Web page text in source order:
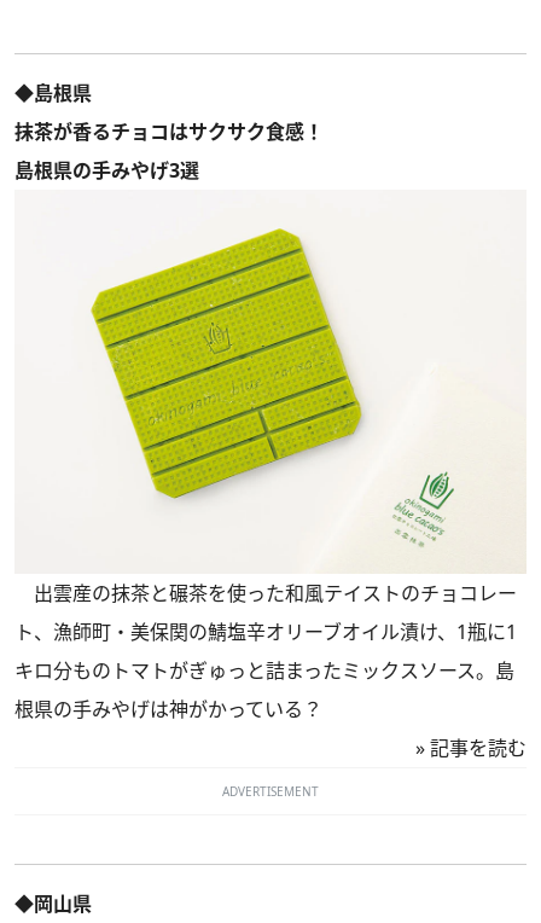
◆島根県
抹茶が香るチョコはサクサク食感！
島根県の手みやげ3選
出雲産の抹茶と碾茶を使った和風テイストのチョコレー
ト、漁師町・美保関の鯖塩辛オリーブオイル漬け、1瓶に1
キロ分ものトマトがぎゅっと詰まったミックスソース。島
根県の手みやげは神がかっている？
»記事を読む
ADVERTISEMENT
◆岡山県